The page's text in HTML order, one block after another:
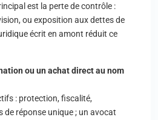
est la perte de contrôle :
ou exposition aux dettes de
écrit en amont réduit ce
ou un achat direct au nom
: protection, fiscalité,
de réponse unique ; un avocat